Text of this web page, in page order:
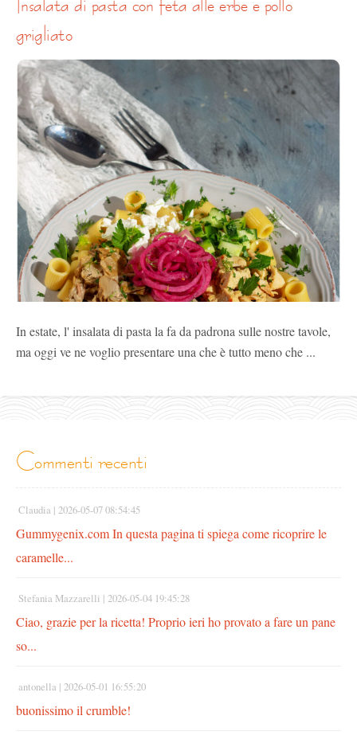
grigliato
In estate, l' insalata di pasta la fa da padrona sulle nostre tavole,
ma oggi ve ne voglio presentare una che è tutto meno che ...
commenti recenti
Claudia | 2026-05-07 08:54:45
Gummygenix.com In questa pagina ti spiega come ricoprire le
caramelle...
Stefania Mazzarelli | 2026-05-04 19:45:28
Ciao, grazie per la ricetta! Proprio ieri ho provato a fare un pane
so...
antonella | 2026-05-01 16:55:20
buonissimo il crumble!